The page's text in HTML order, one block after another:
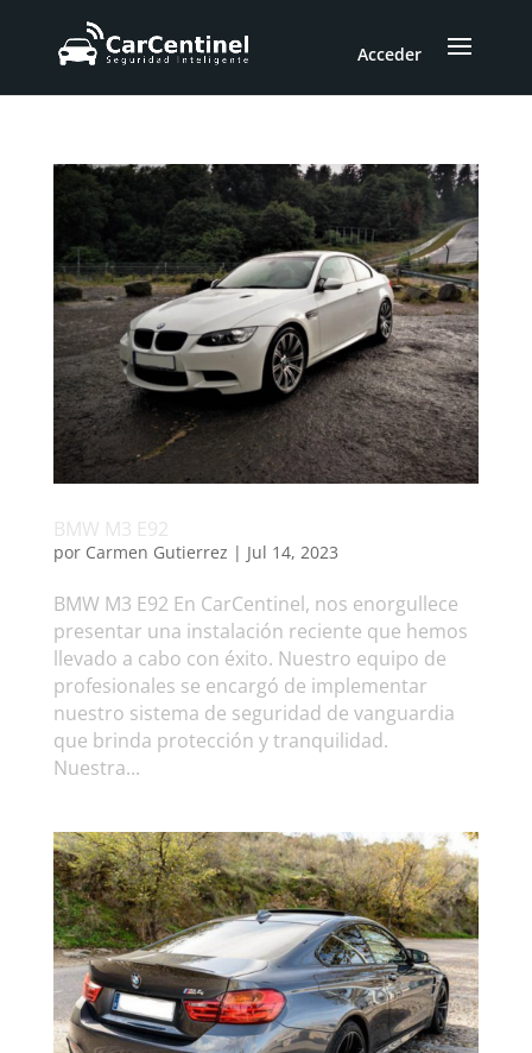
Acceder
BMW M3 E92
por Carmen Gutierrez | Jul 14, 2023
BMW M3 E92 En CarCentinel, nos enorgullece
presentar una instalación reciente que hemos
llevado a cabo con éxito. Nuestro equipo de
profesionales se encargó de implementar
nuestro sistema de seguridad de vanguardia
que brinda protección y tranquilidad.
Nuestra...